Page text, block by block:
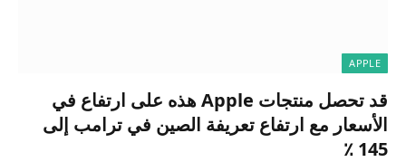
APPLE
قد تحصل منتجات Apple هذه على ارتفاع في
الأسعار مع ارتفاع تعريفة الصين في ترامب إلى
145 ٪